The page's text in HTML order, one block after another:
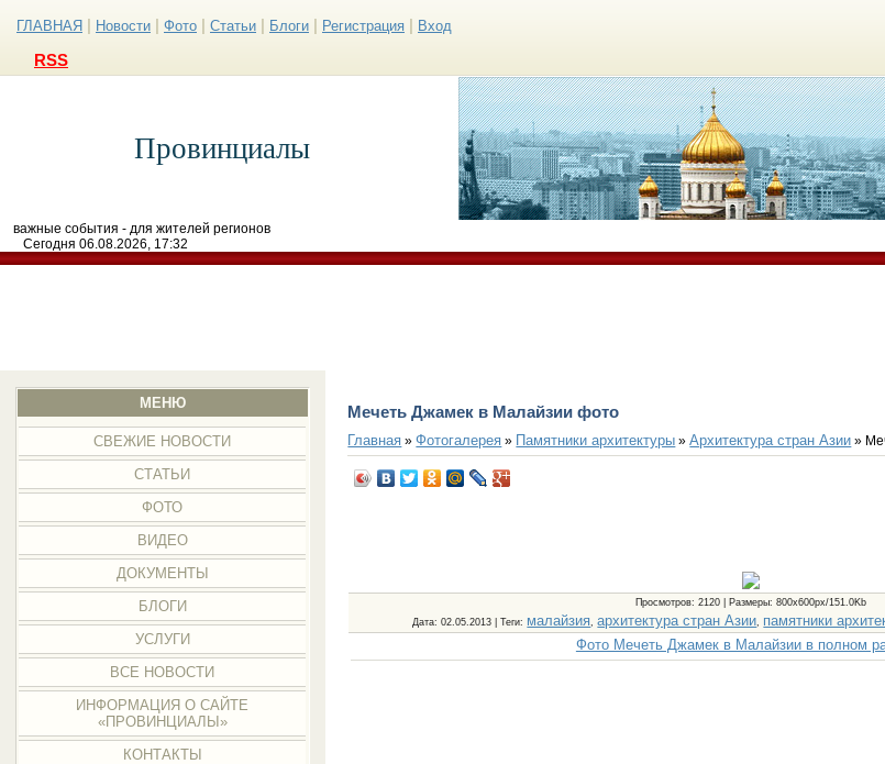
ГЛАВНАЯ Новости Фото Статьи Блоги Регистрация Вход
RSS
Провинциалы
важные события - для жителей регионов
Сегодня 06.08.2026, 17:32
МЕНЮ
СВЕЖИЕ НОВОСТИ
СТАТЬИ
ФОТО
ВИДЕО
ДОКУМЕНТЫ
БЛОГИ
УСЛУГИ
ВСЕ НОВОСТИ
ИНФОРМАЦИЯ О САЙТЕ
«ПРОВИНЦИАЛЫ»
КОНТАКТЫ
Мечеть Джамек в Малайзии фото
Главная »Фотогалерея » Памятники архитектуры »Архитектура стран Азии »
Просмотров: 2120 | Размеры: 800x600px/151.0Kb
Дата: 02.05.2013 |Теги: малайзия ,архитектура стран Азии памятники
Фото Мечеть Джамек в Малайзии в полном